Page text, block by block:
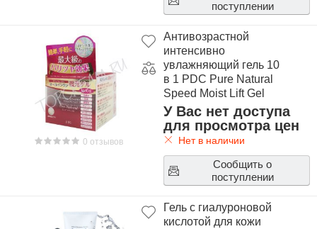
поступлении
0 отзывов
Антивозрастной
интенсивно
увлажняющий гель 10
в 1 PDC Pure Natural
Speed Moist Lift Gel
У Вас нет доступа
для просмотра цен
Нет в наличии
Сообщить о
поступлении
Гель с гиалуроновой
кислотой для кожи